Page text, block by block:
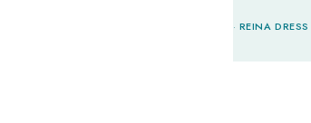
REINA DRESS